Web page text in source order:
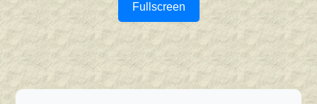
Fullscreen